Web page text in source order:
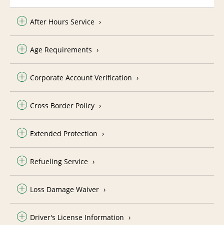
After Hours Service
Age Requirements
Corporate Account Verification
Cross Border Policy
Extended Protection
Refueling Service
Loss Damage Waiver
Driver's License Information